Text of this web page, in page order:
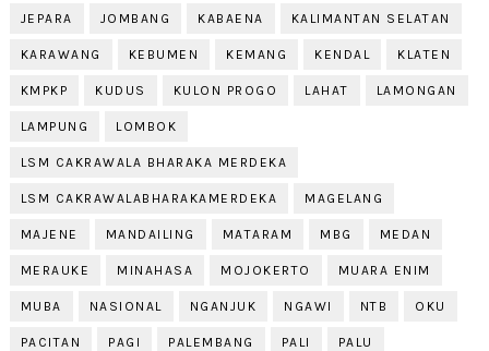
JEPARA JOMBANG KABAENA KALIMANTAN SELATAN
KARAWANG KEBUMEN KEMANG KENDAL KLATEN
KMPKP KUDUS KULON PROGO LAHAT LAMONGAN
LAMPUNG LOMBOK
LSM CAKRAWALA BHARAKA MERDEKA
LSM CAKRAWALABHARAKAMERDEKA MAGELANG
MAJENE MANDAILING MATARAM MBG MEDAN
MERAUKE MINAHASA MOJOKERTO MUARA ENIM
MUBA NASIONAL NGANJUK NGAWI NTB OKU
PACITAN PAGI PALEMBANG PALI PALU